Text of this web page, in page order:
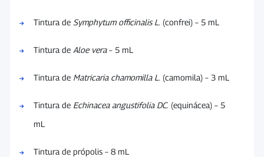
Tintura de Symphytum officinalis L. (confrei) – 5 mL
Tintura de Aloe vera– 5 mL
Tintura de Matricaria chamomilla L. (camomila) – 3 mL
Tintura de Echinacea angustifolia DC. (equinácea) – 5
mL
Tintura de própolis – 8 mL